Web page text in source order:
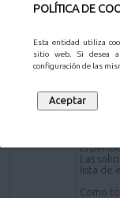
POLÍTICA DE
Esta entidad utiliza
sitio web. Si desea
configuración de las
Una
en el
los
El
Las
lista de
Como